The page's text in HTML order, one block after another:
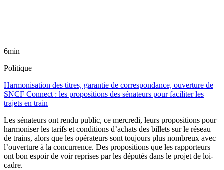
6min
Politique
Harmonisation des titres, garantie de correspondance, ouverture de
SNCF Connect : les propositions des sénateurs pour faciliter les
trajets en train
Les sénateurs ont rendu public, ce mercredi, leurs propositions pour
harmoniser les tarifs et conditions d’achats des billets sur le réseau
de trains, alors que les opérateurs sont toujours plus nombreux avec
l’ouverture à la concurrence. Des propositions que les rapporteurs
ont bon espoir de voir reprises par les députés dans le projet de loi-
cadre.